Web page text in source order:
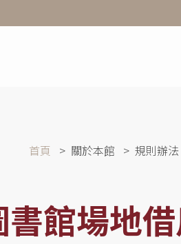
首頁 關於本館 規則辦法
館場地